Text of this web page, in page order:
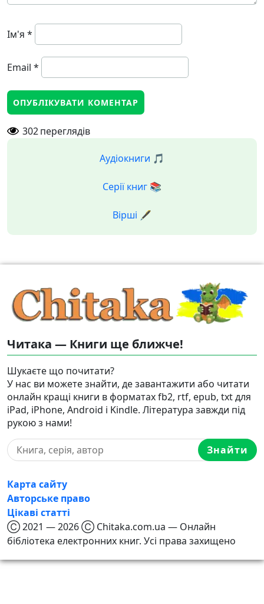
Ім'я *
Email *
302переглядів
Аудіокниги 🎵
Серії книг 📚
Вірші 🖋️
Читака — Книги ще ближче!
Шукаєте що почитати?
У нас ви можете знайти, де завантажити або читати
онлайн кращі книги в форматах fb2, rtf, epub, txt для
iPad, iPhone, Android і Kindle. Література завжди під
рукою з нами!
Знайти
Карта сайту
Авторське право
Цікаві статті
Ⓒ 2021 — 2026 Ⓒ Chitaka.com.ua — Онлайн
бібліотека електронних книг. Усі права захищено